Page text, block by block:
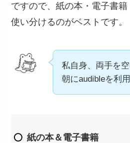
ですので、紙の本・電子書
使い分けるのがベストです。
私自身、両手を
朝にaudibleを利
紙の本＆電子書籍